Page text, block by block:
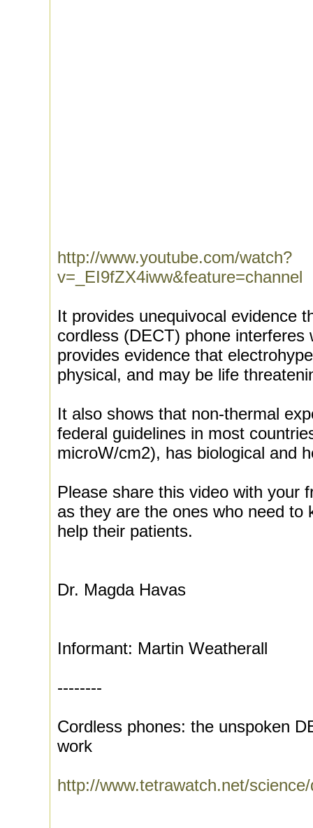
http://www.youtube.com/watch?
v=_EI9fZX4iww&feature=channel
It provides unequivocal evidence
cordless (DECT) phone
provides evidence that
physical, and may be life
It also shows that non-thermal
federal guidelines in most
microW/cm2), has biological and
Please share this video with your
as they are the ones who need to
help their patients.
Dr. Magda Havas
Informant: Martin Weatherall
--------
Cordless phones: the unspoken
work
http://www.tetrawatch.net/